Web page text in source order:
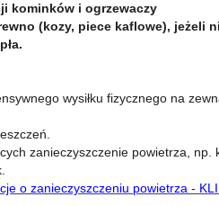
kominków i ogrzewaczy
(kozy, piece kaflowe), jeżeli
wysiłku fizycznego na
zanieczyszczenie powietrza,
o zanieczyszczeniu powietrza -